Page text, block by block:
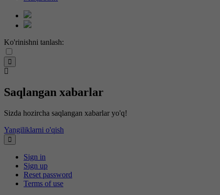
Ko'rinishni tanlash:
Saqlangan xabarlar
Sizda hozircha saqlangan xabarlar yo'q!
Yangiliklarni o'qish
Sign in
Sign up
Reset password
Terms of use